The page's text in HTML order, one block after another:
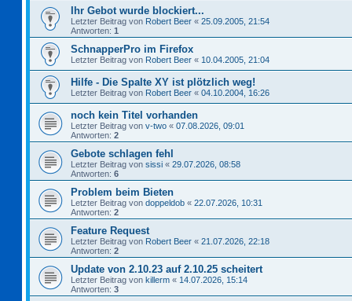
Ihr Gebot wurde blockiert...
Letzter Beitrag von Robert Beer « 25.09.2005, 21:54
Antworten: 1
SchnapperPro im Firefox
Letzter Beitrag von Robert Beer « 10.04.2005, 21:04
Hilfe - Die Spalte XY ist plötzlich weg!
Letzter Beitrag von Robert Beer « 04.10.2004, 16:26
noch kein Titel vorhanden
Letzter Beitrag von v-two « 07.08.2026, 09:01
Antworten: 2
Gebote schlagen fehl
Letzter Beitrag von sissi « 29.07.2026, 08:58
Antworten: 6
Problem beim Bieten
Letzter Beitrag von doppeldob « 22.07.2026, 10:31
Antworten: 2
Feature Request
Letzter Beitrag von Robert Beer « 21.07.2026, 22:18
Antworten: 2
Update von 2.10.23 auf 2.10.25 scheitert
Letzter Beitrag von killerm « 14.07.2026, 15:14
Antworten: 3